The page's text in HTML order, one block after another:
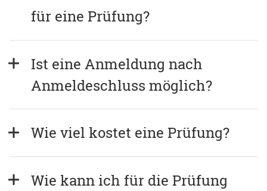
für eine Prüfung?
Ist eine Anmeldung nach
Anmeldeschluss möglich?
Wie viel kostet eine Prüfung?
Wie kann ich für die Prüfung